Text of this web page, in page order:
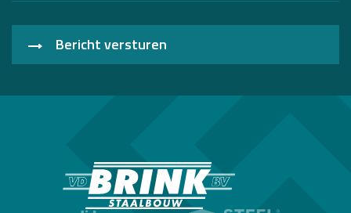
Bericht versturen